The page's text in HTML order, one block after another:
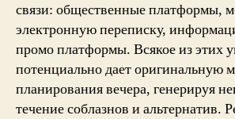
связи: общественные платформы,
электронную переписку,
промо платформы. Всякое из этих
потенциально дает оригинальную
планирования вечера, генерируя
течение соблазнов и альтернатив.